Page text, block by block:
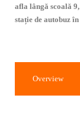
afla lângă scoală 9,
stație de autobuz în
Overview